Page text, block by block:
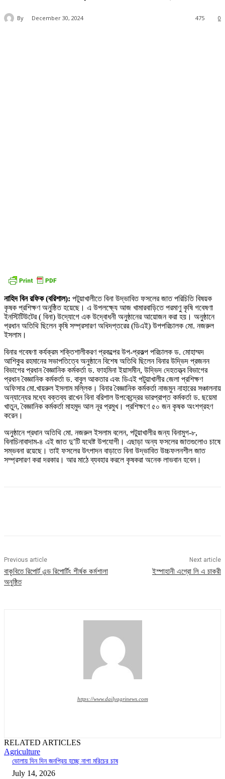
By December 30, 2024 0
475
নাহিদ বিন রফিক (বরিশাল): পটুয়াখালীতে বিনা উদ্ভাবিত ফসলের জাত পরিচিতি বিষয়ক
কৃষক প্রশিক্ষণ অনুষ্ঠিত হয়েছে। এ উপলক্ষ্যে আজ খামারবাড়িতে পরমাণু কৃষি গবেষণা
ইনস্টিটিউটের ( বিনা) উদ্যোগে এক উদ্বোধনী অনুষ্ঠানের আয়োজন করা হয়। অনুষ্ঠানে
প্রধান অতিথি ছিলেন কৃষি সম্প্রসারণ অধিদপ্তরের (ডিএই) উপপরিচালক মো. নজরুল
ইসলাম।
বিনার গবেষণা কর্যক্রম শক্তিশালীকরণ প্রকল্পের উপ-প্রকল্প পরিচালক ড. মোহাম্মদ
আশিকুর রহমানের সভাপতিত্বে অনুষ্ঠানে বিশেষ অতিথি ছিলেন বিনার উদ্ভিদ প্রজনন
বিভাগের প্রধান বৈজ্ঞানিক কর্মকর্তা ড. ফাহমিনা ইয়াসমীন, উদ্ভিদ দেহতত্ত্ব বিভাগের
প্রধান বৈজ্ঞানিক কর্মকর্তা ড. বাবুল আকতার এবং ডিএই পটুয়াখালীর জেলা প্রশিক্ষণ
অফিসার মো.খায়রুল ইসলাম মল্লিক। বিনার বৈজ্ঞানিক কর্মকর্তা নাজমুন নাহারের সঞ্চালনায়
অন্যান্যের মধ্যে বক্তব্য রাখেন বিনা বরিশাল উপকেন্দ্রের ভারপ্রাপ্ত কর্মকর্তা ড. ছয়েমা
খাতুন, বৈজ্ঞানিক কর্মকর্তা মাহমুদ আল নূর প্রমুখ। প্রশিক্ষণে ৫০ জন কৃষক অংশগ্রহণ
করেন।
অনুষ্ঠানে প্রধান অতিথি মো. নজরুল ইসলাম বলেন, পটুয়াখালীর জন্য বিনামুগ-৮,
বিনাচিনাবাদাম-৪ এই জাত দু’টি যথেষ্ট উপযোগী। এছাড়া অন্য ফসলের জাতগুলোও চাষে
সম্ভবনা রয়েছে। তাই ফসলের উৎপাদন বাড়াতে বিনা উদ্ভাবিত উচ্চফলনশীল জাত
সম্প্রসারণ করা দরকার। আর মাঠে ব্যবহার করলে কৃষকরা অনেক লাভবান হবেন।
Previous article
বাকৃবিতে রিপোর্ট এন্ড রিপোর্টিং শীর্ষক কর্মশালা
অনুষ্ঠিত
Next article
ইস্পাহানী এগ্রো লি এ চাকরী
https://www.dailyagrinews.com
RELATED ARTICLES
Agriculture
ভোলায় দিন দিন জনপ্রিয় হচ্ছে নাগা মরিচের চাষ
July 14, 2026